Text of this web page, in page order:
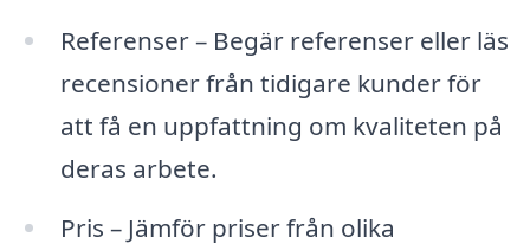
Referenser – Begär referenser eller läs
recensioner från tidigare kunder för
att få en uppfattning om kvaliteten på
deras arbete.
Pris – Jämför priser från olika